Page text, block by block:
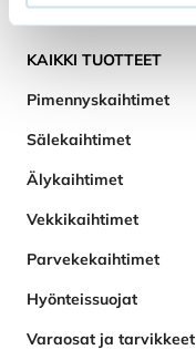
KAIKKI TUOTTEET
Pimennyskaihtimet
Sälekaihtimet
Älykaihtimet
Vekkikaihtimet
Parvekekaihtimet
Hyönteissuojat
Varaosat ja tarvikkeet